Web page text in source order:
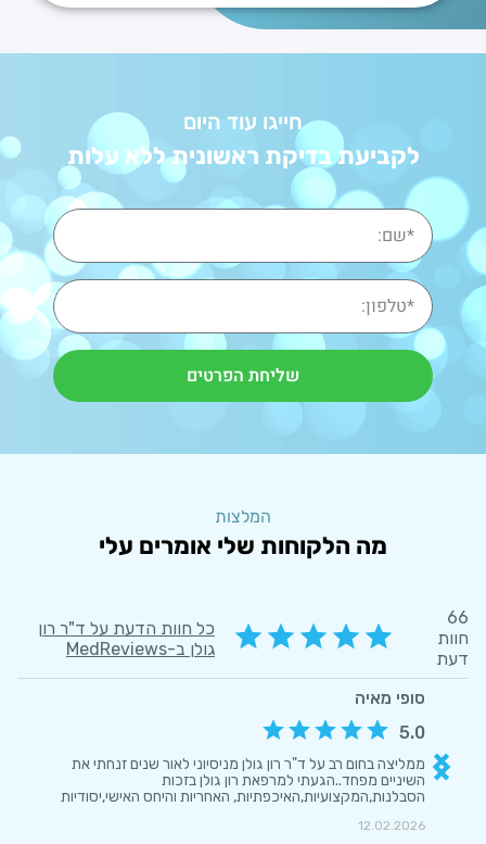
חייגו עוד היום
לקביעת בדיקת ראשונית ללא עלות
שליחת הפרטים
המלצות
מה הלקוחות שלי אומרים עלי